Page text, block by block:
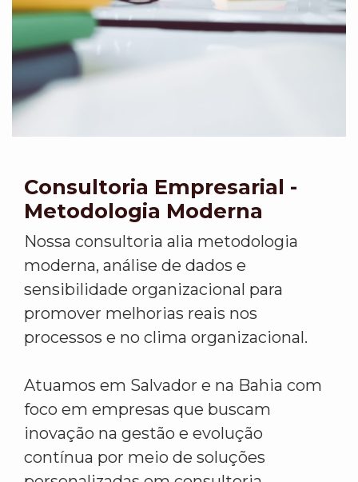
Consultoria Empresarial -
Metodologia Moderna
Nossa consultoria alia metodologia
moderna, análise de dados e
sensibilidade organizacional para
promover melhorias reais nos
processos e no clima organizacional.
Atuamos em Salvador e na Bahia com
foco em empresas que buscam
inovação na gestão e evolução
contínua por meio de soluções